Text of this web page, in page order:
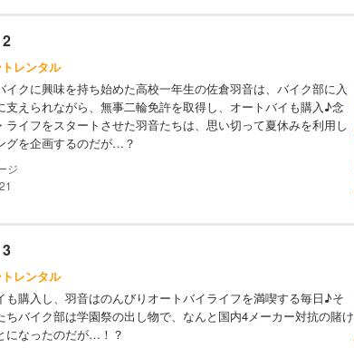
レンタル
イクに興味を持ち始めた高校一年生の佐倉羽音は、バイク部に入
支えられながら、無事二輪免許を取得し、オートバイも購入♪念
ライフをスタートさせた羽音たちは、思い切って夏休みを利用し
グを企画するのだが…？
レンタル
も購入し、羽音はのんびりオートバイライフを満喫する毎日♪そ
ちバイク部は学園祭の出し物で、なんと国内4メーカー対抗の賭け
になったのだが…！？